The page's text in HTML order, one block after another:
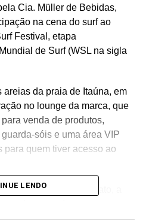
Cia. Müller de Bebidas,
na cena do surf ao
Festival, etapa
de Surf (WSL na sigla
areias da praia de Itaúna, em
no lounge da marca, que
venda de produtos,
sóis e uma área VIP
para quem tiver acesso ao
edição do campeonato, a
A proposta é realizar um
LENDO